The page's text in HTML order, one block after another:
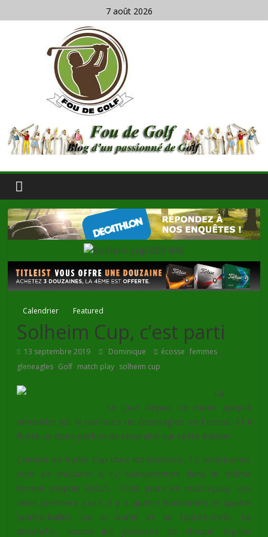
7 août 2026
Calendrier Featured
Solheim Cup, c’est parti
13 septembre 2019 Dominique écosse,femmes,
gleneagles, Golf, match play, solheim cup
La
se joue depuis ce matin jusqu’à
dimanche sur le parcours de Gleneagles en Ecosse. Et il
flotte un doux parfum de revanche sur cette édition.
Comme en Ryder Cup chez les hommes, 12 américaines
vont se mesurer à 12 européennes dans le même
format (depuis 2002) : Trois jours en match-play. Les
deux premiers jours, il y a quatre foursomes et quatre
quatre-balles (un le matin et un l’après-midi). Le
dimanche, toutes les joueuses de chaque équipe